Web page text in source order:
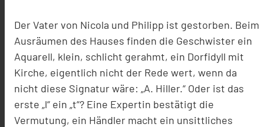
Der Vater von Nicola und Philipp ist gestorben. Beim
Ausräumen des Hauses finden die Geschwister ein
Aquarell, klein, schlicht gerahmt, ein Dorfidyll mit
Kirche, eigentlich nicht der Rede wert, wenn da
nicht diese Signatur wäre: „A. Hiller.“ Oder ist das
erste „l“ ein „t“? Eine Expertin bestätigt die
Vermutung, ein Händler macht ein unsittliches